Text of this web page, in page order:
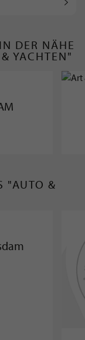
DER NÄHE
YACHTEN"
"AUTO &